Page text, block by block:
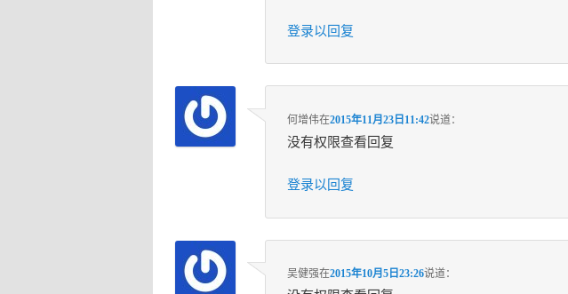
登录以回复
何增伟在2015年11月23日11:42说道：
没有权限查看回复
登录以回复
吴健强在2015年10月5日23:26说道：